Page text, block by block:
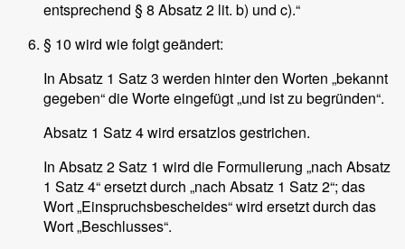
entsprechend § 8 Absatz 2 lit. b) und c).“
§ 10 wird wie folgt geändert:
In Absatz 1 Satz 3 werden hinter den Worten „bekannt
gegeben“ die Worte eingefügt „und ist zu begründen“.
Absatz 1 Satz 4 wird ersatzlos gestrichen.
In Absatz 2 Satz 1 wird die Formulierung „nach Absatz
1 Satz 4“ ersetzt durch „nach Absatz 1 Satz 2“; das
Wort „Einspruchsbescheides“ wird ersetzt durch das
Wort „Beschlusses“.